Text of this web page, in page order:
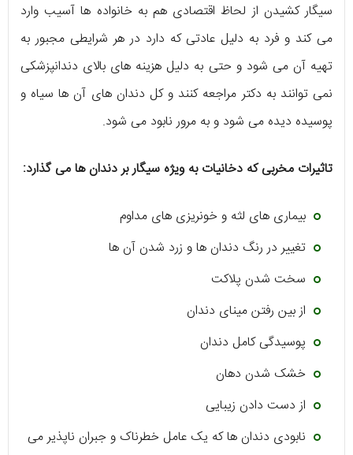
سیگار کشیدن از لحاظ اقتصادی هم به خانواده ها آسیب وارد
می کند و فرد به دلیل عادتی که دارد در هر شرایطی مجبور به
تهیه آن می شود و حتی به دلیل هزینه های بالای دندانپزشکی
نمی توانند به دکتر مراجعه کنند و کل دندان های آن ها سیاه و
پوسیده دیده می شود و به مرور نابود می شود.
تاثیرات مخربی که دخانیات به ویژه سیگار بر دندان ها می گذارد:
بیماری های لثه و خونریزی های مداوم
تغییر در رنگ دندان ها و زرد شدن آن ها
سخت شدن پلاکت
از بین رفتن مینای دندان
پوسیدگی کامل دندان
خشک شدن دهان
از دست دادن زیبایی
نابودی دندان ها که یک عامل خطرناک و جبران ناپذیر می